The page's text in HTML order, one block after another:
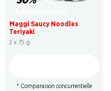
Maggi Saucy Noodles
Teriyaki
2 x 75 g
* Comparaison concurrentielle